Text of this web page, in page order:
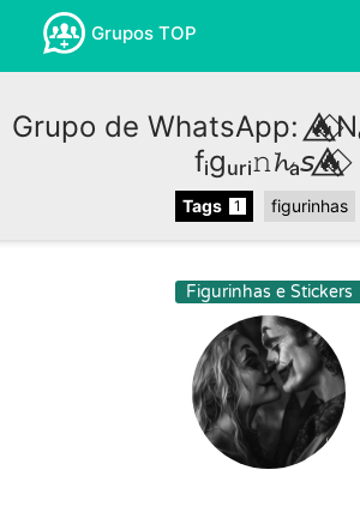
Grupos TOP
Grupo de WhatsApp:
fᵢgᵤᵣᵢ𝚗𝓱ₐ𝘴🔥⃟⃤
Tags 1 figurinhas
Figurinhas e Stickers